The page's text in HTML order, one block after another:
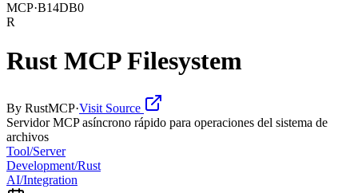
MCP·B14DB0
R
Rust MCP Filesystem
By RustMCP·Visit Source
Servidor MCP asíncrono rápido para operaciones del sistema de
archivos
Tool/Server
Development/Rust
AI/Integration